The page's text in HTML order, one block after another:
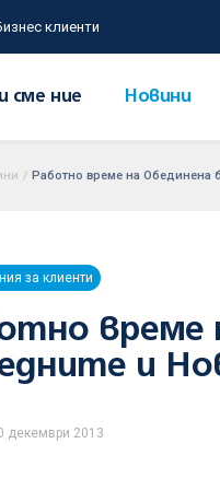
клиенти
сме ние Новини
/ Работно време на Обединена
за клиенти
време
и
декември 2013